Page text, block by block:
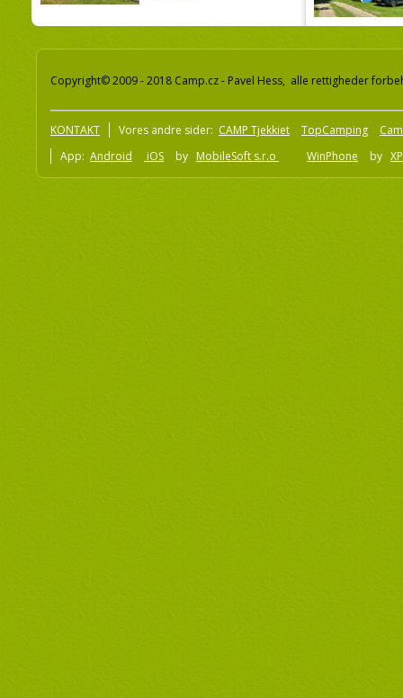
Copyright© 2009 - 2018 Camp.cz - Pavel Hess, alle rettigheder
KONTAKT Vores andre sider: CAMP Tjekkiet TopCamping
App: Android iOS by MobileSoft s.r.o WinPhone by